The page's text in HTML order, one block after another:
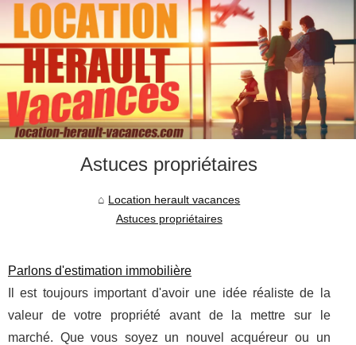
Astuces propriétaires
Location herault vacances
Astuces propriétaires
Parlons d'estimation immobilière
Il est toujours important d'avoir une idée réaliste de la
valeur de votre propriété avant de la mettre sur le
marché. Que vous soyez un nouvel acquéreur ou un